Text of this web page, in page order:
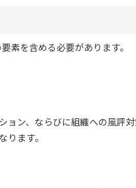
素を含める必要があります。
ョン、ならびに組織への風評
ます。